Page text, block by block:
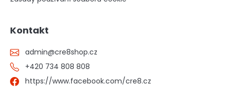
Kontakt
admin@cre8shop.cz
+420 734 808 808
https://www.facebook.com/cre8.cz